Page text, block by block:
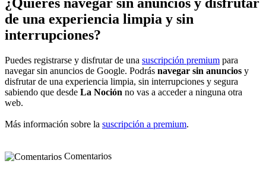
de una experiencia limpia y sin
interrupciones?
Puedes registrarse y disfrutar de una suscripción premium para
navegar sin anuncios de Google. Podrás navegar sin anuncios y
disfrutar de una experiencia limpia, sin interrupciones y segura
sabiendo que desde La Noción no vas a acceder a ninguna otra
web.
Más información sobre la suscripción a premium.
Comentarios